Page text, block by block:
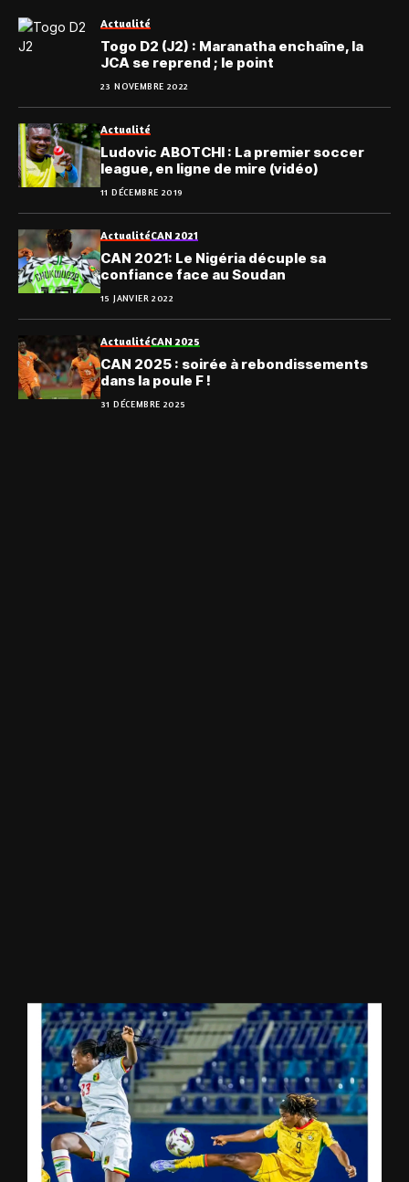
Actualité
Togo D2 (J2) : Maranatha enchaîne, la
JCA se reprend ; le point
23 NOVEMBRE 2022
Actualité
Ludovic ABOTCHI : La premier soccer
league, en ligne de mire (vidéo)
11 DÉCEMBRE 2019
ActualitéCAN 2021
CAN 2021: Le Nigéria décuple sa
confiance face au Soudan
15 JANVIER 2022
ActualitéCAN 2025
CAN 2025 : soirée à rebondissements
dans la poule F !
31 DÉCEMBRE 2025